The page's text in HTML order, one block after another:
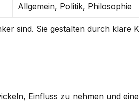
Allgemein, Politik, Philosophie
sind. Sie gestalten durch klare
Einfluss zu nehmen und